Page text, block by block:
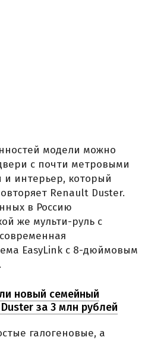
модели можно
с почти метровыми
интерьер, который
Renault Duster.
в Россию
же мульти-руль с
EasyLink с 8-дюймовым
новый семейный
за 3 млн рублей
галогеновые, а